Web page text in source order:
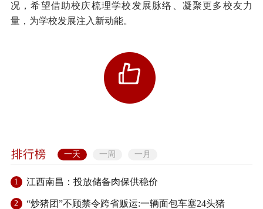
况，希望借助校庆梳理学校发展脉络、凝聚更多校友力
量，为学校发展注入新动能。
一天 一周 一月
1 江西南昌：投放储备肉保供稳价
2 “炒猪团”不顾禁令跨省贩运:一辆面包车塞24头猪